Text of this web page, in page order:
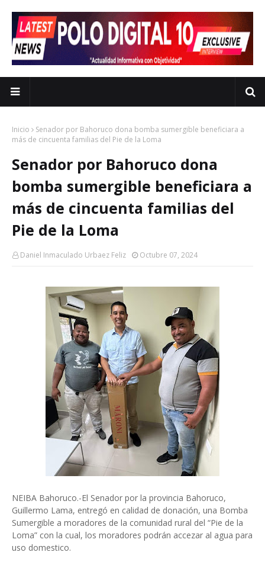
Inicio
Senador por Bahoruco dona bomba sumergible beneficiara a
más de cincuenta familias del Pie de la Loma
Senador por Bahoruco dona
bomba sumergible beneficiara a
más de cincuenta familias del
Pie de la Loma
Daniel Inmaculado Urbaez Feliz Octubre 07, 2024
NEIBA Bahoruco.-El Senador por la provincia Bahoruco,
Guillermo Lama, entregó en calidad de donación, una Bomba
Sumergible a moradores de la comunidad rural del “Pie de la
Loma” con la cual, los moradores podrán accezar al agua para
uso domestico.